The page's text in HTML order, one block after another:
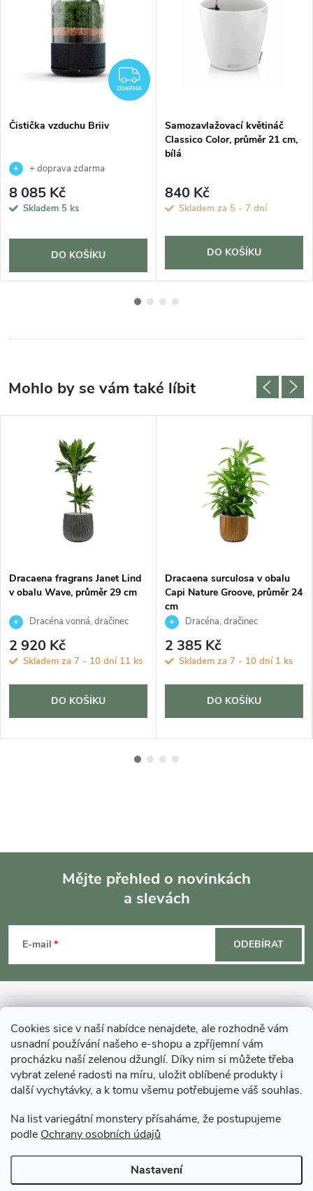
Cookies sice v naší nabídce nenajdete, ale rozhodně vám
usnadní používání našeho e-shopu a zpříjemní vám
procházku naší zelenou džunglí. Díky nim si můžete třeba
vybrat zelené radosti na míru, uložit oblíbené produkty i
další vychytávky, a k tomu všemu potřebujeme váš souhlas.
Na list variegátní monstery přísaháme, že postupujeme
podle Ochrany osobních údajů
Nastavení
ZDARMA
ZDARMA
Čistička vzduchu Briiv
+ doprava zdarma
8 085 Kč
Skladem 5 ks
DO KOŠÍKU
Samozavlažovací květináč
Classico Color, průměr 21 cm,
bílá
840 Kč
Skladem za 5 - 7 dní
DO KOŠÍKU
Dracaena fragrans Janet Lind
v obalu Wave, průměr 29 cm
Dracéna vonná, dračinec
2 920 Kč
Skladem za 7 - 10 dní 11 ks
DO KOŠÍKU
Dracaena surculosa v obalu
Capi Nature Groove, průměr 24
cm
Dracéna, dračinec
šlahounovitý
2 385 Kč
Skladem za 7 - 10 dní 1 ks
DO KOŠÍKU
p
a
Mějte přehled o novinkách
a slevách
E-mail ODEBÍRAT
MOHLO BY VÁS ZAJÍMAT
O GARDNERS
Gardners Design - Projekt, realizace a údržba zahrad a interiérů